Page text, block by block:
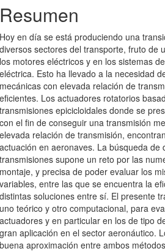
Resumen
Hoy en día se está produciendo una
diversos sectores del transporte, fruto de
los motores eléctricos y en los sistemas
eléctrica. Esto ha llevado a la necesidad
mecánicas con elevada relación de
eficientes. Los actuadores rotatorios
transmisiones epicicloidales donde se
con el fin de conseguir una transmisión
elevada relación de transmisión,
actuación en aeronaves. La búsqueda de
transmisiones supone un reto por las
montaje, y precisa de poder evaluar los
variables, entre las que se encuentra la
distintas soluciones entre sí. El presente
uno teórico y otro computacional, para
actuadores y en particular en los de tipo
gran aplicación en el sector aeronáutico.
buena aproximación entre ambos